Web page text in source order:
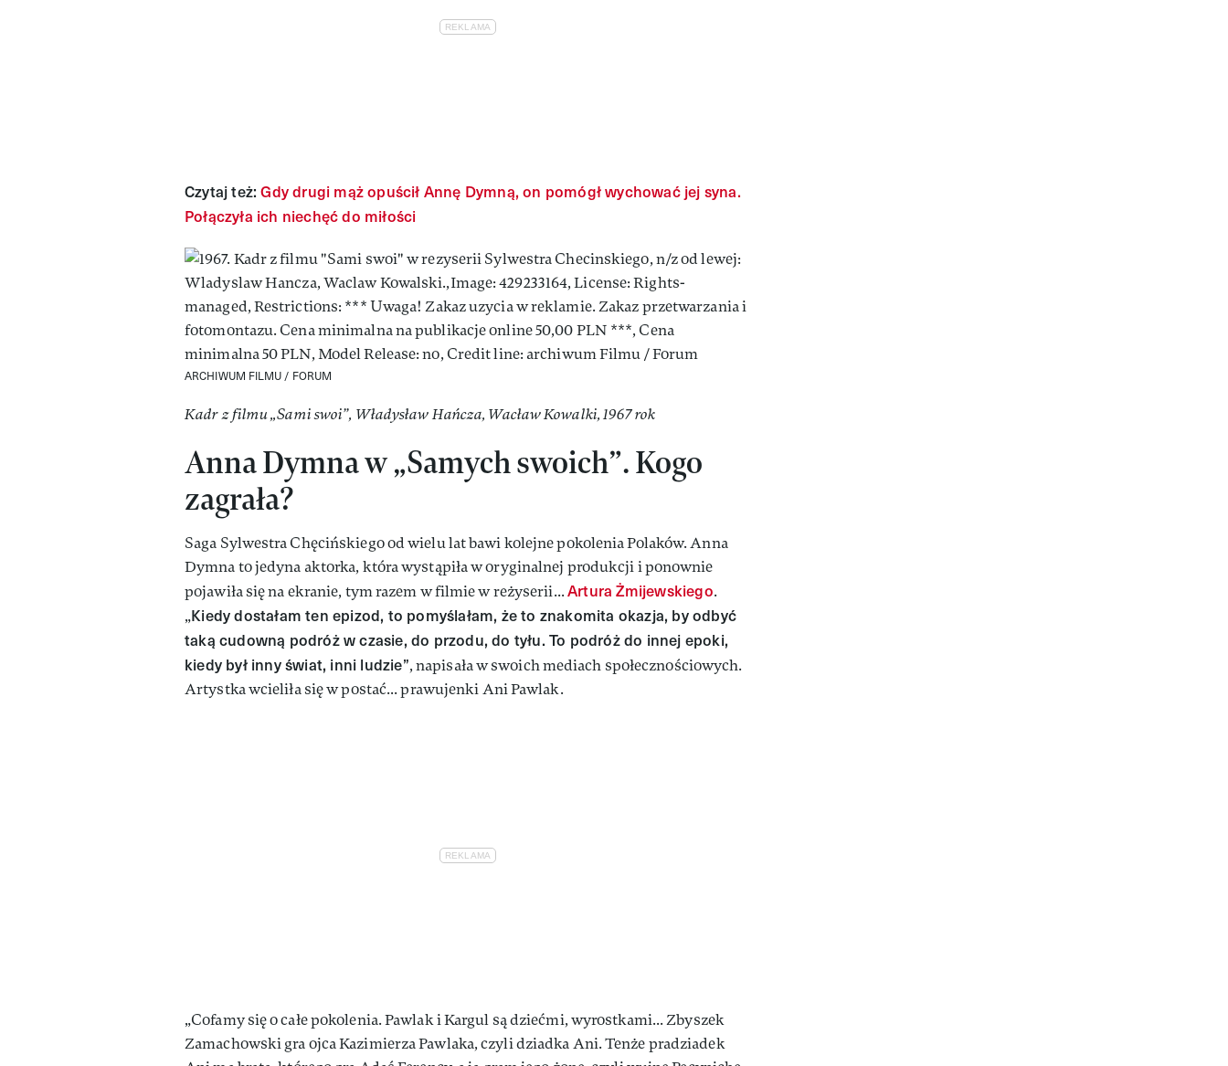
Czytaj też:Gdy drugi mąż opuścił Annę Dymną, on pomógł wychować jej syna.
Połączyła ich niechęć do miłości
ARCHIWUM FILMU / FORUM
Kadr z filmu „Sami swoi”, Władysław Hańcza, Wacław Kowalki, 1967 rok
Anna Dymna w „Samych swoich”. Kogo
zagrała?
Saga Sylwestra Chęcińskiego od wielu lat bawi kolejne pokolenia Polaków. Anna
Dymna to jedyna aktorka, która wystąpiła w oryginalnej produkcji i ponownie
pojawiła się na ekranie, tym razem w filmie w reżyserii...Artura Żmijewskiego.
„Kiedy dostałam ten epizod, to pomyślałam, że to znakomita okazja, by odbyć
taką cudowną podróż w czasie, do przodu, do tyłu. To podróż do innej epoki,
kiedy był inny świat, inni ludzie”, napisała w swoich mediach społecznościowych.
Artystka wcieliła się w postać... prawujenki Ani Pawlak.
„Cofamy się o całe pokolenia. Pawlak i Kargul są dziećmi, wyrostkami... Zbyszek
Zamachowski gra ojca Kazimierza Pawlaka, czyli dziadka Ani. Tenże pradziadek